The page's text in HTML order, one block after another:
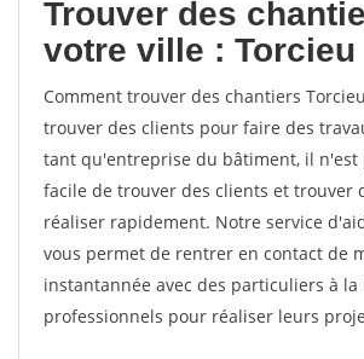
Trouver des
votre ville : Torcieu
Comment trouver des chantiers
trouver des clients pour faire des
tant qu'entreprise du bâtiment, il n'est
facile de trouver des clients et trouver
réaliser rapidement. Notre service
vous permet de rentrer en contact de
instantannée avec des particuliers à la
professionnels pour réaliser leurs